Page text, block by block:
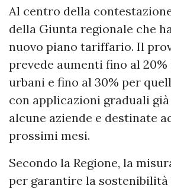
Al centro della
della Giunta regionale che
nuovo piano tariffario. Il
prevede aumenti fino al
urbani e fino al 30% per
con applicazioni graduali
alcune aziende e destinate
prossimi mesi.
Secondo la Regione, la
per garantire la sostenibilità